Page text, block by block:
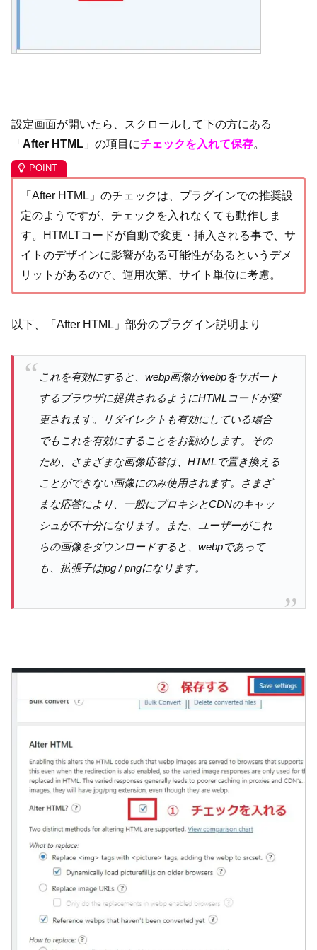
設定画面が開いたら、スクロールして下の方にある
「 After HTML 」の項目にチェックを入れて保存。
「After HTML」のチェックは、プラグインでの推奨設
定のようですが、チェックを入れなくても動作しま
す。HTMLTコードが自動で変更・挿入される事で、サ
イトのデザインに影響がある可能性があるというデメ
リットがあるので、運用次第、サイト単位に考慮。
以下、「After HTML」部分のプラグイン説明より
これを有効にすると、webp画像がwebpをサポート
するブラウザに提供されるようにHTMLコードが変
更されます。リダイレクトも有効にしている場合
でもこれを有効にすることをお勧めします。その
ため、さまざまな画像応答は、HTMLで置き換える
ことができない画像にのみ使用されます。さまざ
まな応答により、一般にプロキシとCDNのキャッ
シュが不十分になります。また、ユーザーがこれ
らの画像をダウンロードすると、webpであって
も、拡張子はjpg / pngになります。